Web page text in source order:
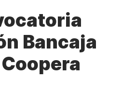
Bancaja